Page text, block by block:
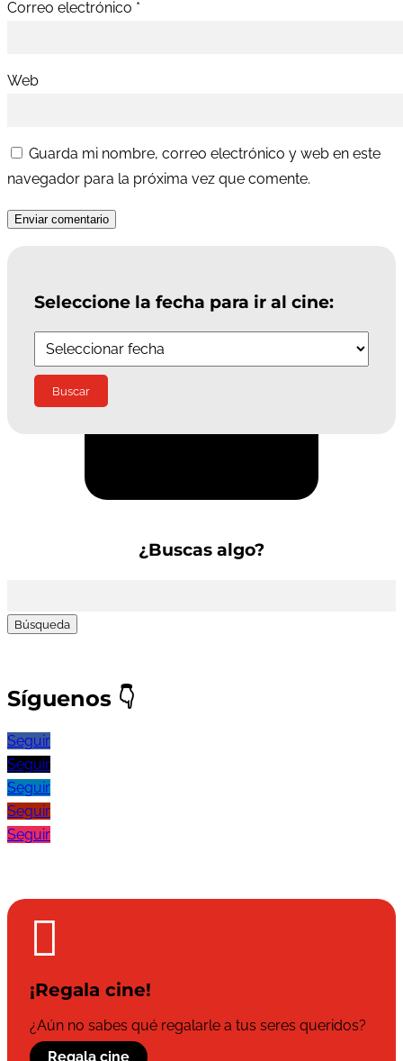
Correo electrónico *
Web
Guarda mi nombre, correo electrónico y web en este
navegador para la próxima vez que comente.
Enviar comentario
Seleccione la fecha para ir al cine:
¿Buscas algo?
Síguenos 👇
Seguir
Seguir
Seguir
Seguir
Seguir

¡Regala cine!
¿Aún no sabes qué regalarle a tus seres queridos?
Regala cine